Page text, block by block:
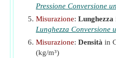
Pressione Conversione
Misurazione: Lunghezza
Lunghezza Conversione
Misurazione: Densità in
(kg/m³)